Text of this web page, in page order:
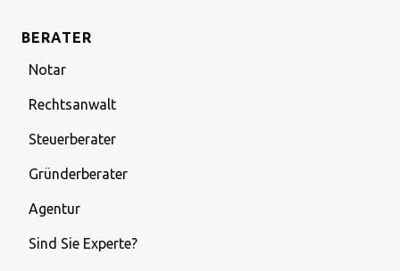
BERATER
Notar
Rechtsanwalt
Steuerberater
Gründerberater
Agentur
Sind Sie Experte?